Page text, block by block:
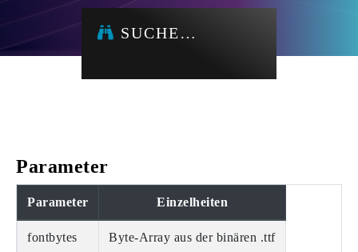
SUCHE…
Parameter
Parameter Einzelheiten
fontbytes Byte-Array aus der binären .ttf